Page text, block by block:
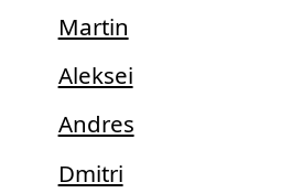
Martin
Aleksei
Andres
Dmitri